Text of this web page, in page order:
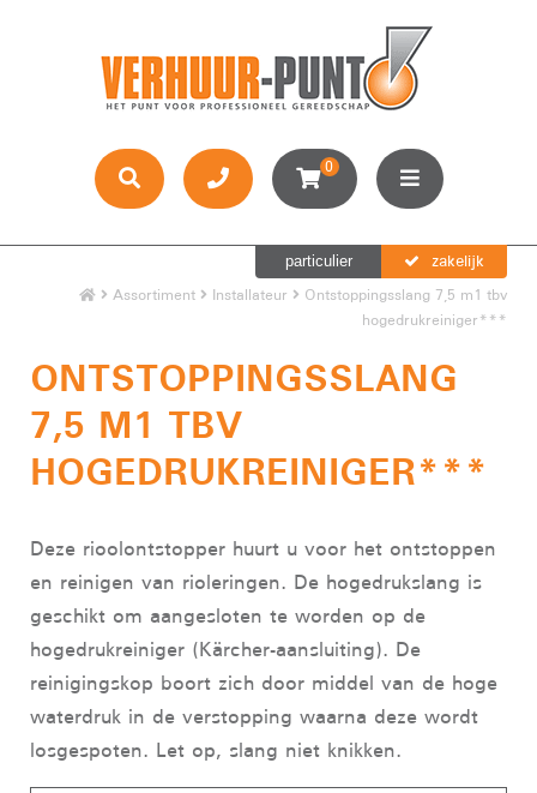
0
particulier zakelijk
Assortiment Installateur
Ontstoppingsslang 7,5 m1 tbv
hogedrukreiniger***
ONTSTOPPINGSSLANG
7,5 M1 TBV
HOGEDRUKREINIGER***
Deze rioolontstopper huurt u voor het ontstoppen
en reinigen van rioleringen. De hogedrukslang is
geschikt om aangesloten te worden op de
hogedrukreiniger (Kärcher-aansluiting). De
reinigingskop boort zich door middel van de hoge
waterdruk in de verstopping waarna deze wordt
losgespoten. Let op, slang niet knikken.